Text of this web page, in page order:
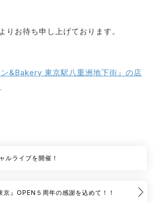
りお待ち申し上げております。
&Bakery 東京駅八重洲地下街』の店
ルライブを開催！
京』OPEN５周年の感謝を込めて！！